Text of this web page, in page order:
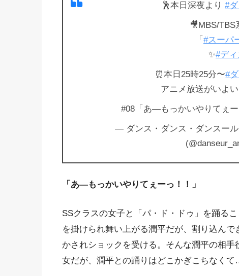
🕺本日深夜より #
🎥MBS/TBS
「 #スーパ
✨#デ
⏰本日25時25分〜#
アニメ放送がいよ
#08「あ―もっかいやりてぇー
— ダンス・ダンス・ダンスール
「あ―もっかいやりてぇーっ！！」
SSクラスの女子と「パ・ド・ドゥ」を踊る
を掛けられ舞い上がる潤平だが、割り込ん
かされショックを受ける。そんな潤平の相
女だが、潤平との踊りはどこかぎこちなく